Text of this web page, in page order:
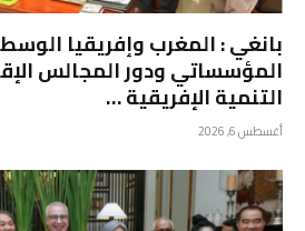
بانغي : المغرب وإفريقيا
المؤسساتي ودور المجالس
التنمية الإفريقية …
أغسطس 6, 2026